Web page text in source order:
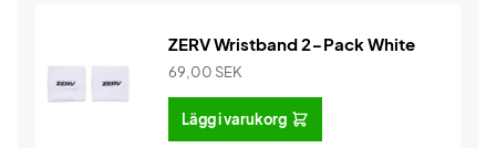
ZERV Wristband 2-Pack White
69,00 SEK
Lägg i varukorg